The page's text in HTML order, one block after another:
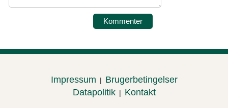
Impressum | Brugerbetingelser
Datapolitik | Kontakt